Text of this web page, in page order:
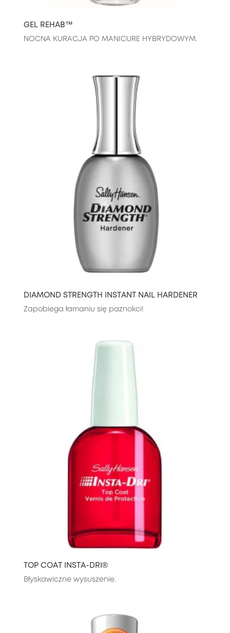
GEL REHAB™
NOCNA KURACJA PO MANICURE HYBRYDOWYM.
DIAMOND STRENGTH INSTANT NAIL HARDENER
Zapobiega łamaniu się paznokci!
TOP COAT INSTA-DRI®
Błyskawiczne wysuszenie.